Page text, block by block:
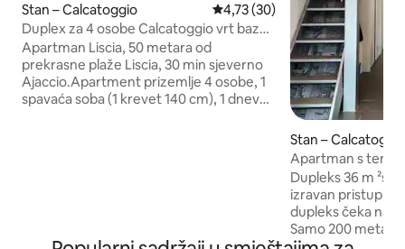
Stan – Calcatoggio Prosječna ocjena: 4,73/5,
4,73 (30)
Duplex za 4 osobe Calcatoggio vrt bazen
more
Apartman Liscia, 50 metara od
prekrasne plaže Liscia, 30 min sjeverno
Ajaccio.Apartment prizemlje 4 osobe, 1
spavaća soba (1 krevet 140 cm), 1 dnevni
parking,polog 200 eura,posteljina i
Stan –
Apartman s
pristup plaži.
Dupleks 36 m ²s
izravan pristup
dupleks čeka na
Samo 200 metara